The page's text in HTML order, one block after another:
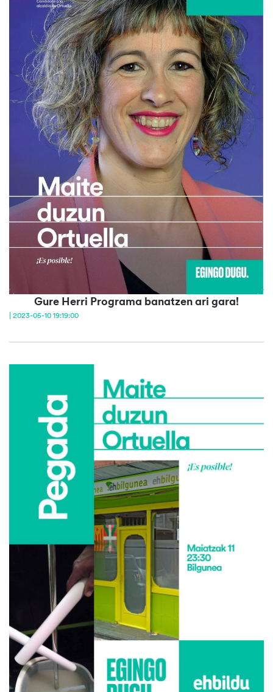
Gure Herri Programa banatzen ari gara!
| 2023-05-10 19:19:00